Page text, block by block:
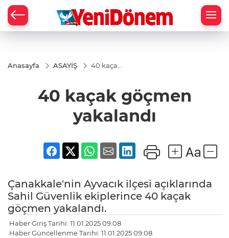
Anasayfa ASAYİŞ
40 kaçak
40 kaçak göçmen
yakalandı
Çanakkale'nin Ayvacık ilçesi açıklarında
Sahil Güvenlik ekiplerince 40 kaçak
göçmen yakalandı.
Haber Giriş Tarihi: 11.01.2025 09:08
Haber Güncellenme Tarihi: 11.01.2025 09:08